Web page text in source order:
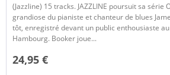
(Jazzline) 15 tracks. JAZZLINE poursuit sa série
grandiose du pianiste et chanteur de blues
tôt, enregistré devant un public enthousiaste au
Hambourg. Booker joue...
24,95 €